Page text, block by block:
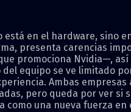
en el hardware, sino
presenta carencias
promociona Nvidia—, así
equipo se ve limitado
Ambas
pero queda por ver si
una nueva fuerza